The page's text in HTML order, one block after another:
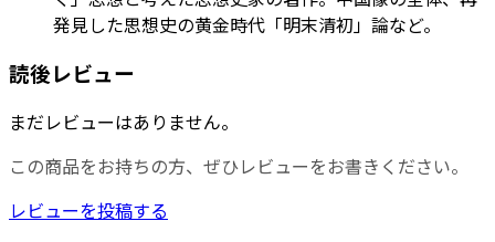
発見した思想史の黄金時代「明末清初」論など。
読後レビュー
まだレビューはありません。
この商品をお持ちの方、ぜひレビューをお書きください。
レビューを投稿する